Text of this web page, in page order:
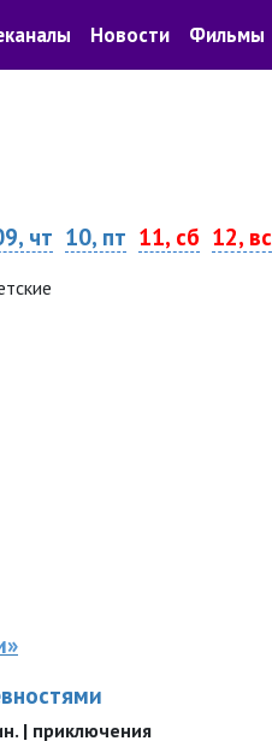
Новости Фильмы
чт 10, пт 11, сб 12, вс
| приключения